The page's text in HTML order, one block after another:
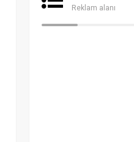
Reklam alanı